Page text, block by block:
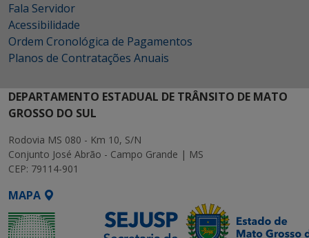
Fala Servidor
Acessibilidade
Ordem Cronológica de Pagamentos
Planos de Contratações Anuais
DEPARTAMENTO ESTADUAL DE TRÂNSITO DE MATO
GROSSO DO SUL
Rodovia MS 080 - Km 10, S/N
Conjunto José Abrão - Campo Grande | MS
CEP: 79114-901
MAPA